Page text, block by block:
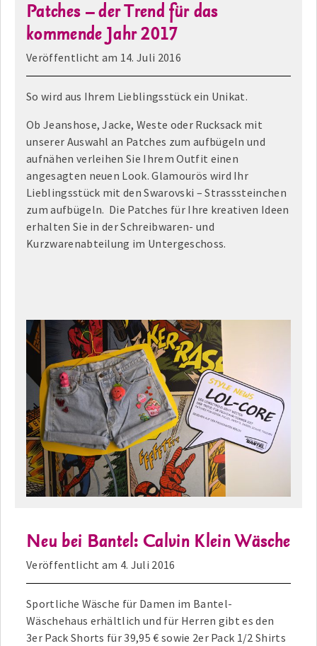
Patches – der Trend für das
kommende Jahr 2017
Veröffentlicht am 14. Juli 2016
So wird aus Ihrem Lieblingsstück ein Unikat.
Ob Jeanshose, Jacke, Weste oder Rucksack mit
unserer Auswahl an Patches zum aufbügeln und
aufnähen verleihen Sie Ihrem Outfit einen
angesagten neuen Look. Glamourös wird Ihr
Lieblingsstück mit den Swarovski – Strasssteinchen
zum aufbügeln. Die Patches für Ihre kreativen Ideen
erhalten Sie in der Schreibwaren- und
Kurzwarenabteilung im Untergeschoss.
Neu bei Bantel: Calvin Klein Wäsche
Veröffentlicht am 4. Juli 2016
Sportliche Wäsche für Damen im Bantel-
Wäschehaus erhältlich und für Herren gibt es den
3er Pack Shorts für 39,95 € sowie 2er Pack 1/2 Shirts